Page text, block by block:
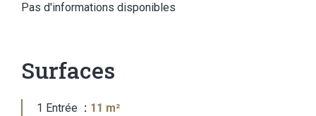
Pas d'informations disponibles
Surfaces
1 Entrée
11 m²